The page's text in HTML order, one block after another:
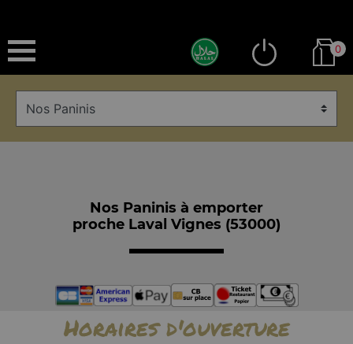
0
Nos Paninis à emporter
proche Laval Vignes (53000)
Horaires d'ouverture